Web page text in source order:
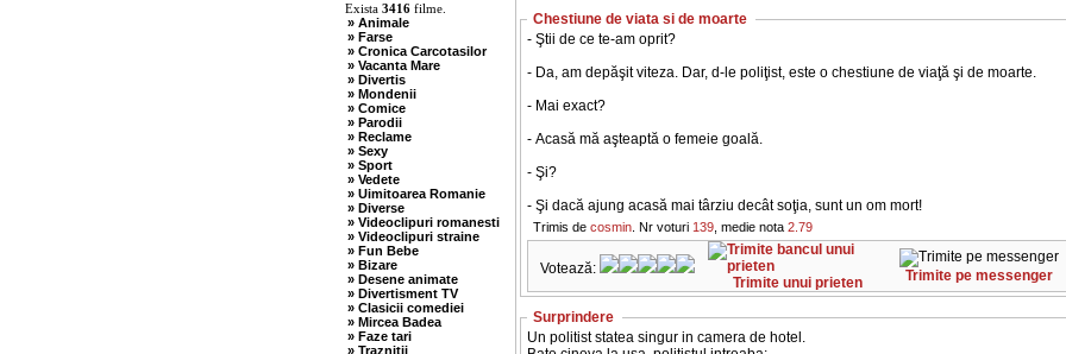
Exista 3416filme.
» Animale
» Farse
» Cronica Carcotasilor
» Vacanta Mare
» Divertis
» Mondenii
» Comice
» Parodii
» Reclame
» Sexy
» Sport
» Vedete
» Uimitoarea Romanie
» Diverse
» Videoclipuri romanesti
» Videoclipuri straine
» Fun Bebe
» Bizare
» Desene animate
» Divertisment TV
» Clasicii comediei
» Mircea Badea
» Faze tari
» Traznitii
Chestiune de viata si de moarte
- Ştii de ce te-am oprit?
- Da, am depăşit viteza. Dar, d-le poliţist, este o chestiune de viaţă şi de moarte.
- Mai exact?
- Acasă mă aşteaptă o femeie goală.
- Şi?
- Şi dacă ajung acasă mai târziu decât soţia, sunt un om mort!
Trimis de cosmin. Nr voturi 139, medie nota 2.79
Votează:
Trimite unui prieten
Trimite pe messenger
Surprindere
Un politist statea singur in camera de hotel.